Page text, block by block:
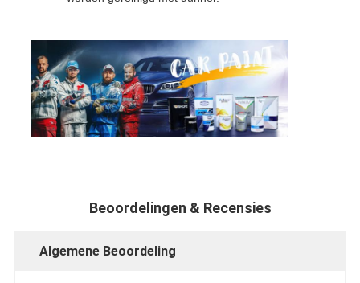
Beoordelingen & Recensies
Algemene Beoordeling